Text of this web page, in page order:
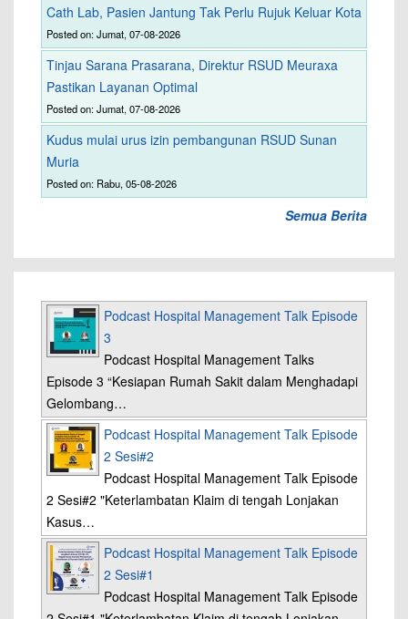
Cath Lab, Pasien Jantung Tak Perlu Rujuk Keluar Kota
Posted on: Jumat, 07-08-2026
Tinjau Sarana Prasarana, Direktur RSUD Meuraxa
Pastikan Layanan Optimal
Posted on: Jumat, 07-08-2026
Kudus mulai urus izin pembangunan RSUD Sunan
Muria
Posted on: Rabu, 05-08-2026
Semua Berita
Podcast Hospital Management Talk Episode
3
Podcast Hospital Management Talks
Episode 3 “Kesiapan Rumah Sakit dalam Menghadapi
Gelombang…
Podcast Hospital Management Talk Episode
2 Sesi#2
Podcast Hospital Management Talk Episode
2 Sesi#2 "Keterlambatan Klaim di tengah Lonjakan
Kasus…
Podcast Hospital Management Talk Episode
2 Sesi#1
Podcast Hospital Management Talk Episode